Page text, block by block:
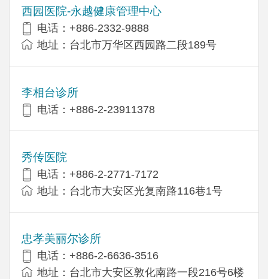
西园医院-永越健康管理中心
电话：+886-2332-9888
地址：台北市万华区西园路二段189号
李相台诊所
电话：+886-2-23911378
秀传医院
电话：+886-2-2771-7172
地址：台北市大安区光复南路116巷1号
忠孝美丽尔诊所
电话：+886-2-6636-3516
地址：台北市大安区敦化南路一段216号6楼